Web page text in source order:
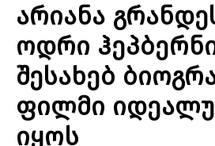
არიანა
ოდრი
შესახებ
ფილმი
იყოს